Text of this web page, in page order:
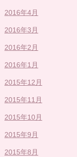
2016年4月
2016年3月
2016年2月
2016年1月
2015年12月
2015年11月
2015年10月
2015年9月
2015年8月